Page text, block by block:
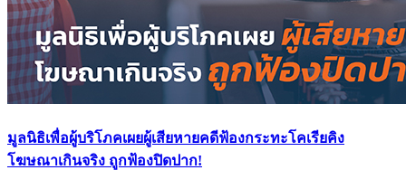
มูลนิธิเพื่อผู้บริโภคเผยผู้เสียหายคดีฟ้องกระทะโคเรียคิง
โฆษณาเกินจริง ถูกฟ้องปิดปาก!